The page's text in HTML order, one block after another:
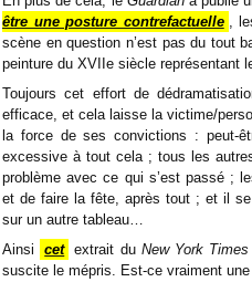
être une posture contrefactuelle
,
scène en question n’est pas du tout
peinture du XVIIe siècle représentant
Toujours cet effort de
efficace, et cela laisse la victime/
la force de ses convictions : peut-
excessive à tout cela ; tous les
problème avec ce qui s’est passé ;
et de faire la fête, après tout ; et il
sur un autre tableau…
Ainsi
cet extrait du New York Times
suscite le mépris. Est-ce vraiment